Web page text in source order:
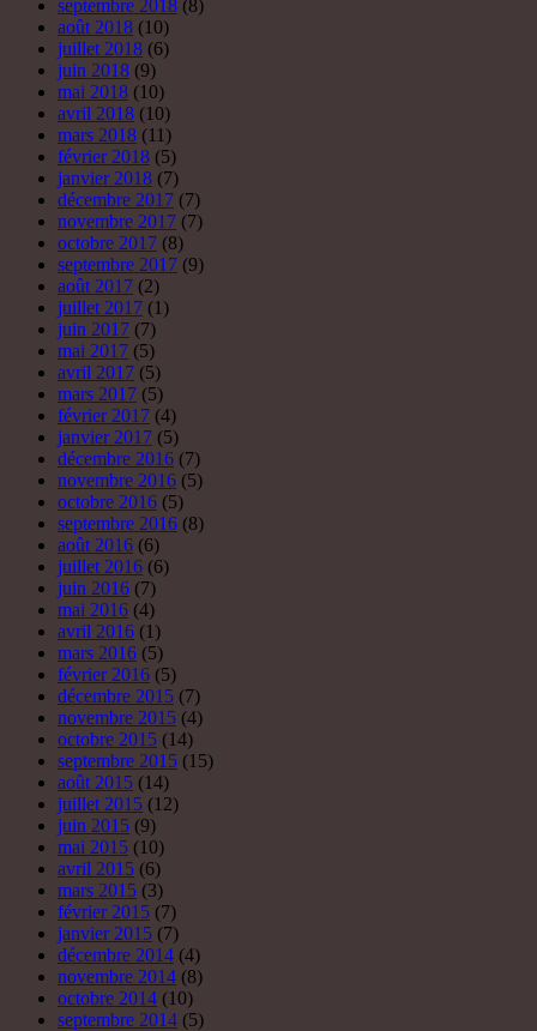
septembre 2018 (8)
août 2018 (10)
juillet 2018 (6)
juin 2018 (9)
mai 2018 (10)
avril 2018 (10)
mars 2018 (11)
février 2018 (5)
janvier 2018 (7)
décembre 2017 (7)
novembre 2017 (7)
octobre 2017 (8)
septembre 2017 (9)
août 2017 (2)
juillet 2017 (1)
juin 2017 (7)
mai 2017 (5)
avril 2017 (5)
mars 2017 (5)
février 2017 (4)
janvier 2017 (5)
décembre 2016 (7)
novembre 2016 (5)
octobre 2016 (5)
septembre 2016 (8)
août 2016 (6)
juillet 2016 (6)
juin 2016 (7)
mai 2016 (4)
avril 2016 (1)
mars 2016 (5)
février 2016 (5)
décembre 2015 (7)
novembre 2015 (4)
octobre 2015 (14)
septembre 2015 (15)
août 2015 (14)
juillet 2015 (12)
juin 2015 (9)
mai 2015 (10)
avril 2015 (6)
mars 2015 (3)
février 2015 (7)
janvier 2015 (7)
décembre 2014 (4)
novembre 2014 (8)
octobre 2014 (10)
septembre 2014 (5)